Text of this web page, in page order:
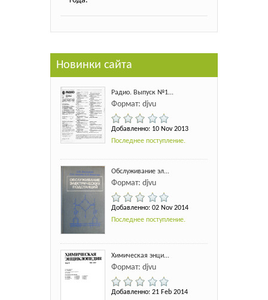
Новинки сайта
Радио. Выпуск №1...
Формат: djvu
Добавленно: 10 Nov 2013
Последнее поступление.
Обслуживание эл...
Формат: djvu
Добавленно: 02 Nov 2014
Последнее поступление.
Химическая энци...
Формат: djvu
Добавленно: 21 Feb 2014